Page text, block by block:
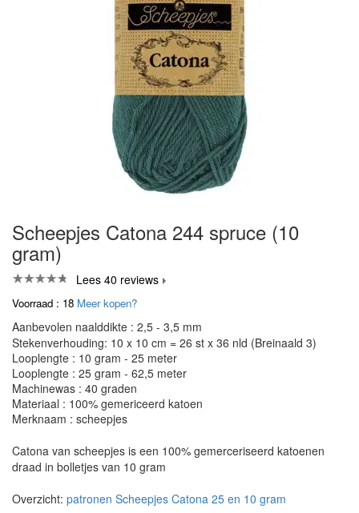
Scheepjes Catona 244 spruce (10
gram)
Lees 40 reviews
Voorraad : 18 Meer kopen?
Aanbevolen naalddikte : 2,5 - 3,5 mm
Stekenverhouding: 10 x 10 cm = 26 st x 36 nld (Breinaald 3)
Looplengte : 10 gram - 25 meter
Looplengte : 25 gram - 62,5 meter
Machinewas : 40 graden
Materiaal : 100% gemericeerd katoen
Merknaam : scheepjes
Catona van scheepjes is een 100% gemerceriseerd katoenen
draad in bolletjes van 10 gram
Overzicht: patronen Scheepjes Catona 25 en 10 gram